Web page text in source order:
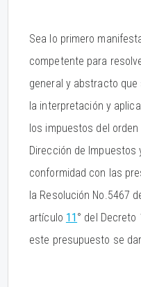
Sea lo primero
competente para
general y abstracto
la interpretación y
los impuestos del
Dirección de Impuestos
conformidad con las
la Resolución No.5467
artículo 11° del Decreto
este presupuesto se